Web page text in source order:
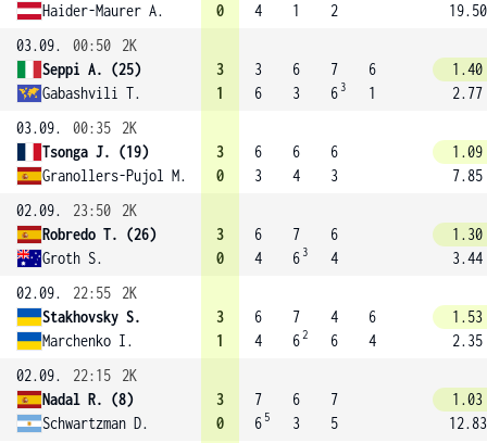
Haider-Maurer A.
0
4
1
2
19.50
03.09.
00:50
2K
Seppi A. (25)
Gabashvili T.
3
1
3
6
6
3
7
6 3
6
1
1.40
2.77
03.09.
00:35
2K
Tsonga J. (19)
Granollers-Pujol M.
3
0
6
3
6
4
6
3
1.09
7.85
02.09.
23:50
2K
Robredo T. (26)
Groth S.
3
0
6
4
7
6 3
6
4
1.30
3.44
02.09.
22:55
2K
Stakhovsky S.
Marchenko I.
3
1
6
4
7
62
4
6
6
4
1.53
2.35
02.09.
22:15
2K
Nadal R. (8)
Schwartzman D.
3
0
7
6 5
6
3
7
5
1.03
12.83